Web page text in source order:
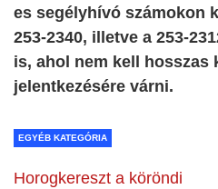
es segélyhívó számokon
253-2340, illetve a 253-
is, ahol nem kell hosszas
jelentkezésére várni.
EGYÉB KATEGÓRIA
Horogkereszt a köröndi